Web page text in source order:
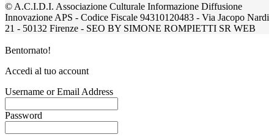
© A.C.I.D.I. Associazione Culturale Informazione Diffusione
Innovazione APS - Codice Fiscale 94310120483 - Via Jacopo Nardi
21 - 50132 Firenze - SEO BY SIMONE ROMPIETTI SR WEB
Bentornato!
Accedi al tuo account
Username or Email Address
Password